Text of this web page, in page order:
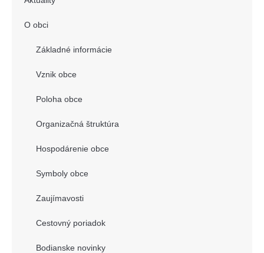
O obci
Základné informácie
Vznik obce
Poloha obce
Organizačná štruktúra
Hospodárenie obce
Symboly obce
Zaujímavosti
Cestovný poriadok
Bodianske novinky